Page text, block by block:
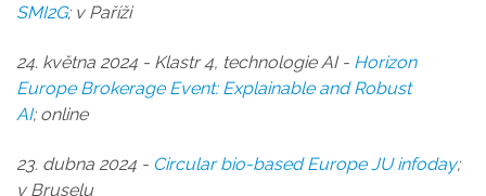
SMI2G; v Paříži
24. května 2024 - Klastr 4, technologie AI - Horizon
Europe Brokerage Event: Explainable and Robust
AI; online
23. dubna 2024 - Circular bio-based Europe JU infoday;
v Bruselu